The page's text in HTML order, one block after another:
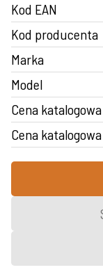
Kod EAN
Kod producenta
Marka
Model
Cena
Cena